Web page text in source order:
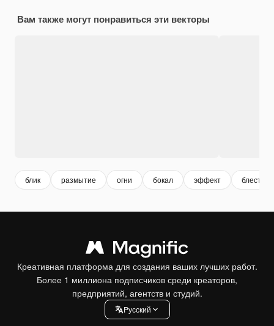
Вам также могут понравиться эти векторы
блик размытие огни бокал эффект
Креативная платформа для создания ваших лучших работ.
Более 1 миллиона подписчиков среди креаторов,
предприятий, агентств и студий.
Pусский